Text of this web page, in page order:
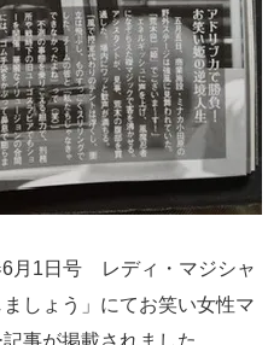
月1日号 レディ・マジシャ
しょう」にてお笑い女性マ
事が掲載されました。